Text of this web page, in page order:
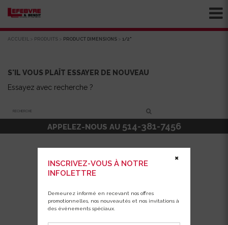
ACCUEIL > PRODUITS > PRODUCT DIMENSIONS > 1/2"
S'IL VOUS PLAÎT ESSAYER DE NOUVEAU
Essayez avec recherche ?
INSCRIVEZ-VOUS À NOTRE
INFOLETTRE
Demeurez informé en recevant nos offres
promotionnelles, nos nouveautés et nos invitations à
des événements spéciaux.
✖
APPELEZ-NOUS AU 514-381-7456